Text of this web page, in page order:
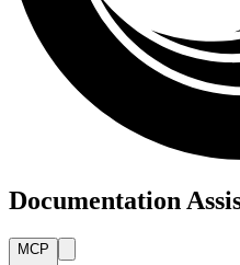
Documentation
MCP